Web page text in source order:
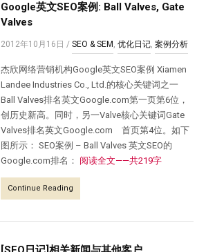
Google英文SEO案例: Ball Valves, Gate
Valves
2012年10月16日 /SEO & SEM ,优化日记,案例分析
杰欣网络营销机构Google英文SEO案例 Xiamen
Landee Industries Co., Ltd.的核心关键词之一
Ball Valves排名英文Google.com第一页第6位，
创历史新高。同时，另一Valve核心关键词Gate
Valves排名英文Google.com 首页第4位。如下
图所示： SEO案例 – Ball Valves 英文SEO的
Google.com排名： 阅读全文——共219字
Continue Reading